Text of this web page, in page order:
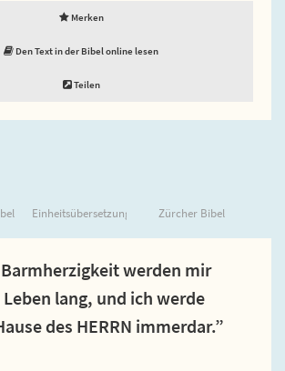
Merken
Den Text in der Bibel online lesen
Teilen
Einheitsübersetzung Zürcher Bibel
werden mir
lang, und ich werde
des HERRN immerdar.”